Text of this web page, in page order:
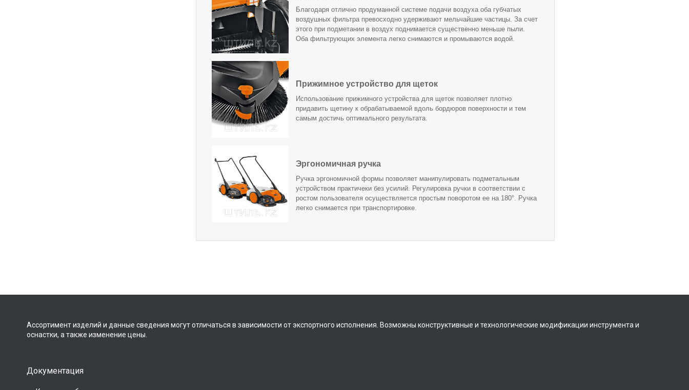
Благодаря отлично продуманной системе подачи воздуха оба губчатых
воздушных фильтра превосходно удерживают мельчайшие частицы. За счет
этого при подметании в воздух поднимается существенно меньше пыли.
Оба фильтрующих элемента легко снимаются и промываются водой.
Прижимное устройство для щеток
Использование прижимного устройства для щеток позволяет плотно
придавить щетину к обрабатываемой вдоль бордюров поверхности и тем
самым достичь оптимального результата.
Эргономичная ручка
Ручка эргономичной формы позволяет манипулировать подметальным
устройством практичеки без усилий. Регулировка ручки в соответствии с
ростом пользователя осуществляется простым поворотом ее на 180°. Ручка
легко снимается при транспортировке.
Ассортимент изделий и данные сведения могут отличаться в зависимости от экспортного исполнения. Возможны конструктивные и технологические модификации инструмента и
оснастки, а также изменение цены.
Документация